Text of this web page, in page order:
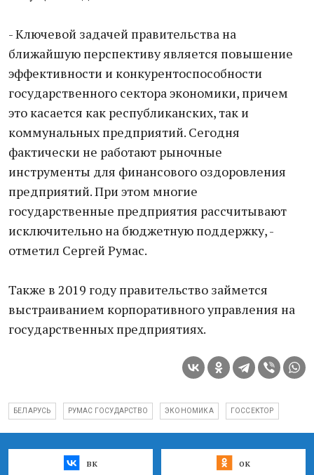
- Ключевой задачей правительства на
ближайшую перспективу является повышение
эффективности и конкурентоспособности
государственного сектора экономики, причем
это касается как республиканских, так и
коммунальных предприятий. Сегодня
фактически не работают рыночные
инструменты для финансового оздоровления
предприятий. При этом многие
государственные предприятия рассчитывают
исключительно на бюджетную поддержку, -
отметил Сергей Румас.
Также в 2019 году правительство займется
выстраиванием корпоративного управления на
государственных предприятиях.
БЕЛАРУСЬ РУМАС ГОСУДАРСТВО ЭКОНОМИКА ГОССЕКТОР
вк ок